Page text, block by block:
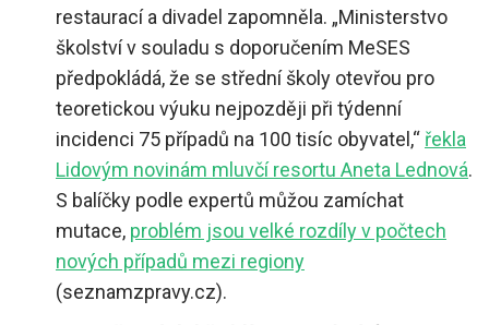
restaurací a divadel zapomněla. „Ministerstvo
školství v souladu s doporučením MeSES
předpokládá, že se střední školy otevřou pro
teoretickou výuku nejpozději při týdenní
incidenci 75 případů na 100 tisíc obyvatel,“ řekla
Lidovým novinám mluvčí resortu Aneta Lednová.
S balíčky podle expertů můžou zamíchat
mutace, problém jsou velké rozdíly v počtech
nových případů mezi regiony
(seznamzpravy.cz).